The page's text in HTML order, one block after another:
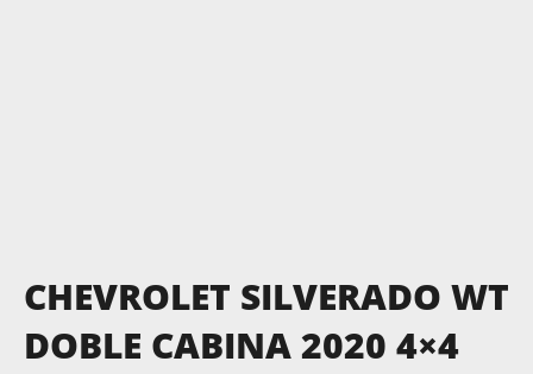
CHEVROLET SILVERADO WT
DOBLE CABINA 2020 4×4